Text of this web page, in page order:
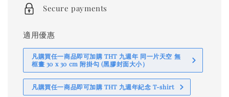
Secure payments
適用優惠
凡購買任一商品即可加購 THT 九週年 同一片天空 無
框畫 30 x 30 cm 附掛勾 (黑膠封面大小）
凡購買任一商品即可加購 THT 九週年紀念 T-shirt